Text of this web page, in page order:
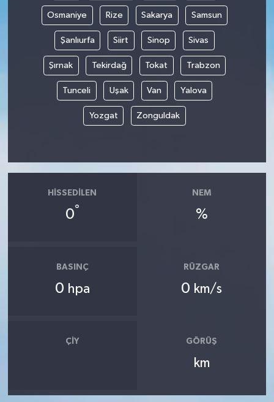
Osmaniye Rize Sakarya Samsun
Şanlıurfa Siirt Sinop Sivas
Şırnak Tekirdağ Tokat Trabzon
Tunceli Uşak Van Yalova
Yozgat Zonguldak
HISSEDILEN
0°
NEM
%
BASINÇ
0 hpa
RÜZGAR
0 km/s
ÇIY GÖRÜŞ
km